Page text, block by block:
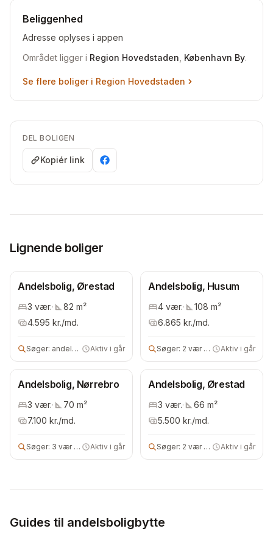
Beliggenhed
Adresse oplyses i appen
Området ligger i Region Hovedstaden København By.
Se flere boliger i Region Hovedstaden
DEL BOLIGEN
Kopiér link
Lignende boliger
Andelsbolig, Ørestad
3 vær.· 82 m²
4.595 kr./md.
Søger: andels- eller ejerbolig Aktiv i går
Andelsbolig, Husum
4 vær.· 108 m²
6.865 kr./md.
Søger: 2 vær andelsbolig Aktiv i går
Andelsbolig, Nørrebro
3 vær.· 70 m²
7.100 kr./md.
Søger: 3 vær andels- eller ejerbolig Aktiv i går
Andelsbolig, Ørestad
3 vær.· 66 m²
5.500 kr./md.
Søger: 2 vær andelsbolig Aktiv i går
Guides til andelsboligbytte